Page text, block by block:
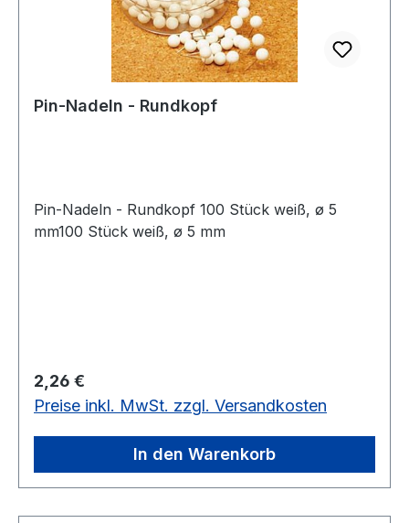
Pin-Nadeln - Rundkopf
Pin-Nadeln - Rundkopf 100 Stück weiß, ø 5
mm100 Stück weiß, ø 5 mm
Regulärer Preis:
2,26 €
Preise inkl. MwSt. zzgl. Versandkosten
In den Warenkorb